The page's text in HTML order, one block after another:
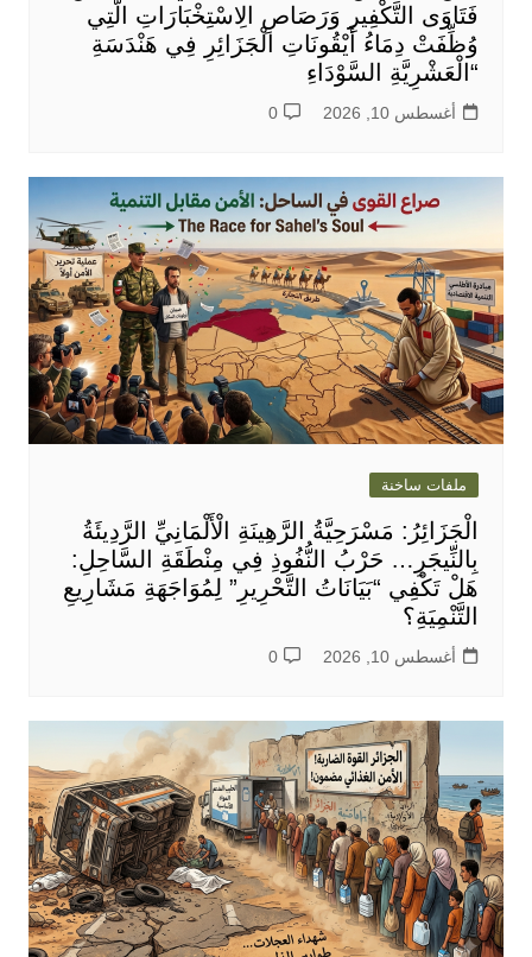
فَتَاوَى التَّكْفِيرِ وَرَصَاصِ الِاسْتِخْبَارَاتِ الَّتِي
وُظِّفَتْ دِمَاءُ أَيْقُونَاتِ الْجَزَائِرِ فِي هَنْدَسَةِ
“الْعَشْرِيَّةِ السَّوْدَاءِ
أغسطس 10, 2026 0
ملفات ساخنة
الْجَزَائِرُ: مَسْرَحِيَّةُ الرَّهِينَةِ الْأَلْمَانِيِّ الرَّدِيئَةُ
بِالنِّيجَرِ… حَرْبُ النُّفُوذِ فِي مِنْطَقَةِ السَّاحِلِ:
هَلْ تَكْفِي “بَيَانَاتُ التَّحْرِيرِ” لِمُوَاجَهَةِ مَشَارِيعِ
التَّنْمِيَةِ؟
أغسطس 10, 2026 0